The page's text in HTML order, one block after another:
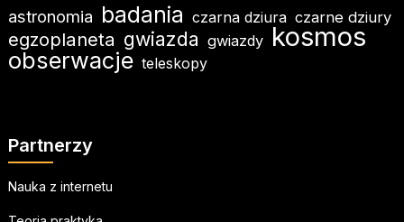
astronomia badania czarna dziura czarne dziury
egzoplaneta gwiazda gwiazdy kosmos
obserwacje teleskopy
Partnerzy
Nauka z internetu